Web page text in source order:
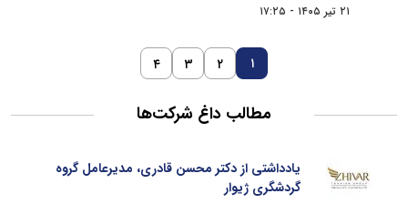
۲۱ تیر ۱۴۰۵ - ۱۷:۲۵
۱ ۲ ۳ ۴
مطالب داغ شرکت‌ها
یادداشتی از دکتر محسن قادری، مدیرعامل گروه
گردشگری ژیوار